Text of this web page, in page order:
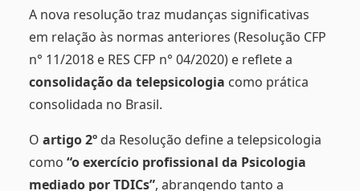
A nova resolução traz mudanças significativas
em relação às normas anteriores (Resolução CFP
n° 11/2018 e RES CFP n° 04/2020) e reflete a
consolidação da telepsicologia como prática
consolidada no Brasil.
O artigo 2º da Resolução define a telepsicologia
como “o exercício profissional da Psicologia
mediado por TDICs”, abrangendo tanto a